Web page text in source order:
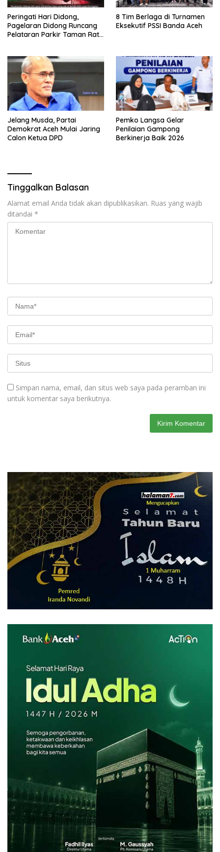
Peringati Hari Didong,
Pagelaran Didong Runcang
Pelataran Parkir Taman Ratu
8 Tim Berlaga di Turnamen
Eksekutif PSSI Banda Aceh
Jelang Musda, Partai
Demokrat Aceh Mulai Jaring
Calon Ketua DPD
Pemko Langsa Gelar
Penilaian Gampong
Berkinerja Baik 2026
Tinggalkan Balasan
Alamat email Anda tidak akan dipublikasikan. Ruas yang wajib
ditandai *
Simpan nama, email, dan situs web saya pada peramban ini
untuk komentar saya berikutnya.